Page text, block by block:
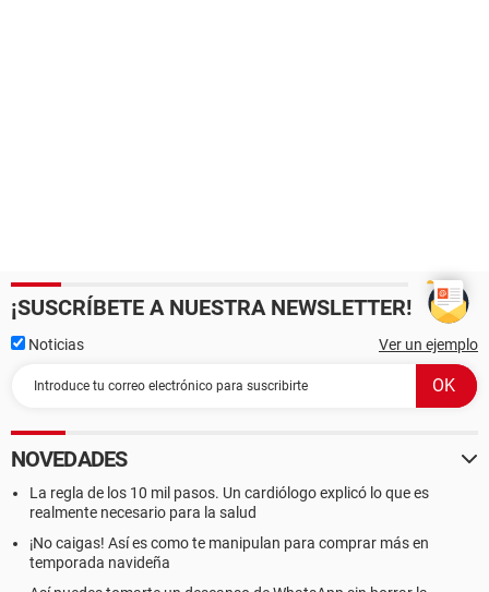
¡SUSCRÍBETE A NUESTRA NEWSLETTER!
Noticias Ver un ejemplo
NOVEDADES
La regla de los 10 mil pasos. Un cardiólogo explicó lo que es
realmente necesario para la salud
¡No caigas! Así es como te manipulan para comprar más en
temporada navideña